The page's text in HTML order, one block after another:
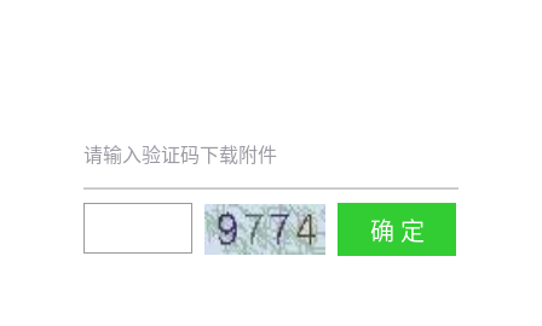
请输入验证码下载附件